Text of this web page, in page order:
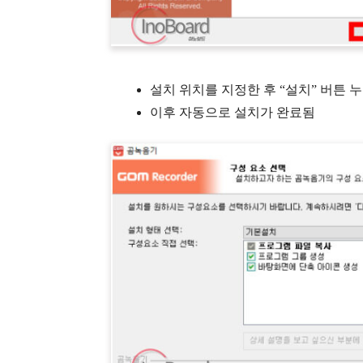
설치 위치를 지정한 후 “설치” 버튼
이후 자동으로 설치가 완료됨